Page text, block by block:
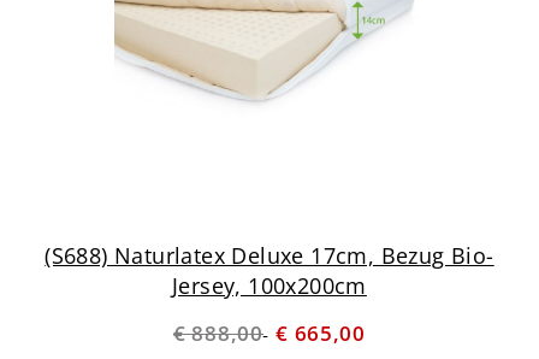
(S688) Naturlatex Deluxe 17cm, Bezug Bio-
Jersey, 100x200cm
€ 888,00 € 665,00